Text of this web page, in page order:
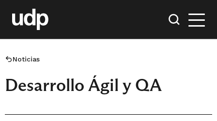
Noticias
Desarrollo Ágil y QA